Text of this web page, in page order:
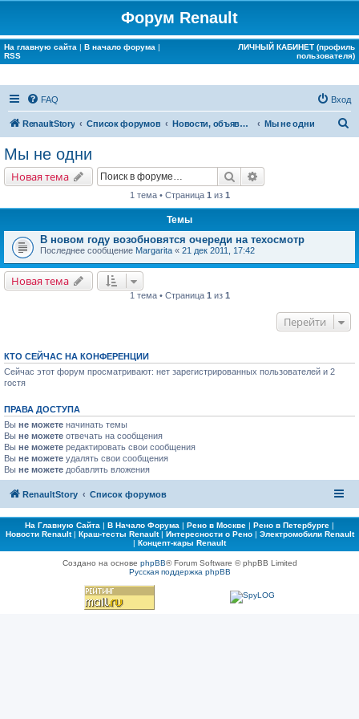
Форум Renault
На главную сайта | В начало форума |
RSS
ЛИЧНЫЙ КАБИНЕТ (профиль
пользователя)
FAQ Вход
RenaultStory Список форумов Новости, объявления, срочная информация Мы не одни
Мы не одни
Новая тема Поиск
1 тема • Страница 1 из 1
Темы
В новом году возобновятся очереди на техосмотр
Последнее сообщение Margarita « 21 дек 2011, 17:42
Новая тема
1 тема • Страница 1 из 1
Перейти
КТО СЕЙЧАС НА КОНФЕРЕНЦИИ
Сейчас этот форум просматривают: нет зарегистрированных пользователей и 2
гостя
ПРАВА ДОСТУПА
Вы не можете начинать темы
Вы не можете отвечать на сообщения
Вы не можете редактировать свои сообщения
Вы не можете удалять свои сообщения
Вы не можете добавлять вложения
RenaultStory Список форумов
На Главную Сайта | В Начало Форума | Рено в Москве | Рено в Петербурге |
Новости Renault| Краш-тесты Renault| Интересности о Рено| Электромобили Renault
| Концепт-кары Renault
Создано на основе phpBB® Forum Software © phpBB Limited
Русская поддержка phpBB